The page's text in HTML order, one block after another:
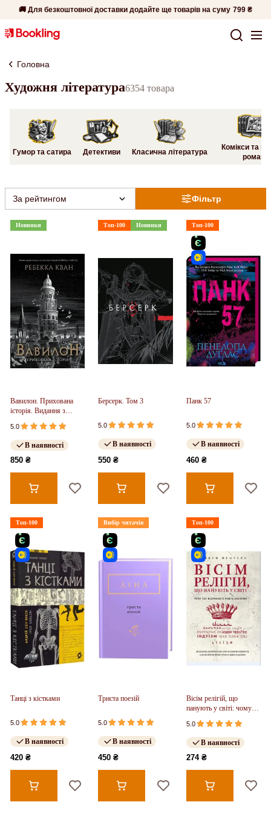
🚚 Для безкоштовної доставки додайте ще товарів на суму 799 ₴
Головна
Художня література6354 товара
Гумор та сатира Детективи Класична література
Комікси та
романи
Фільтр
За рейтингом
Новинки
Вавилон. Прихована
історія. Видання з
ілюстрованим зрізом
(у)
5.0
В наявності
850 ₴
Топ-100 Новинки
Берсерк. Том 3
5.0
В наявності
550 ₴
Топ-100
Панк 57
5.0
В наявності
460 ₴
Топ-100
Танці з кістками
5.0
В наявності
420 ₴
Вибір читачів
Триста поезій
5.0
В наявності
450 ₴
Топ-100
Вісім релігій, що
панують у світі: чому
їхні відмінності мають
значення
5.0
В наявності
274 ₴